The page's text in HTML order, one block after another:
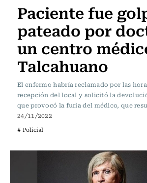
Paciente fue
pateado por
un centro
Talcahuano
El enfermo habría reclamado por las
recepción del local y solicitó la
que provocó la furia del médico, que
24/11/2022
# Policial